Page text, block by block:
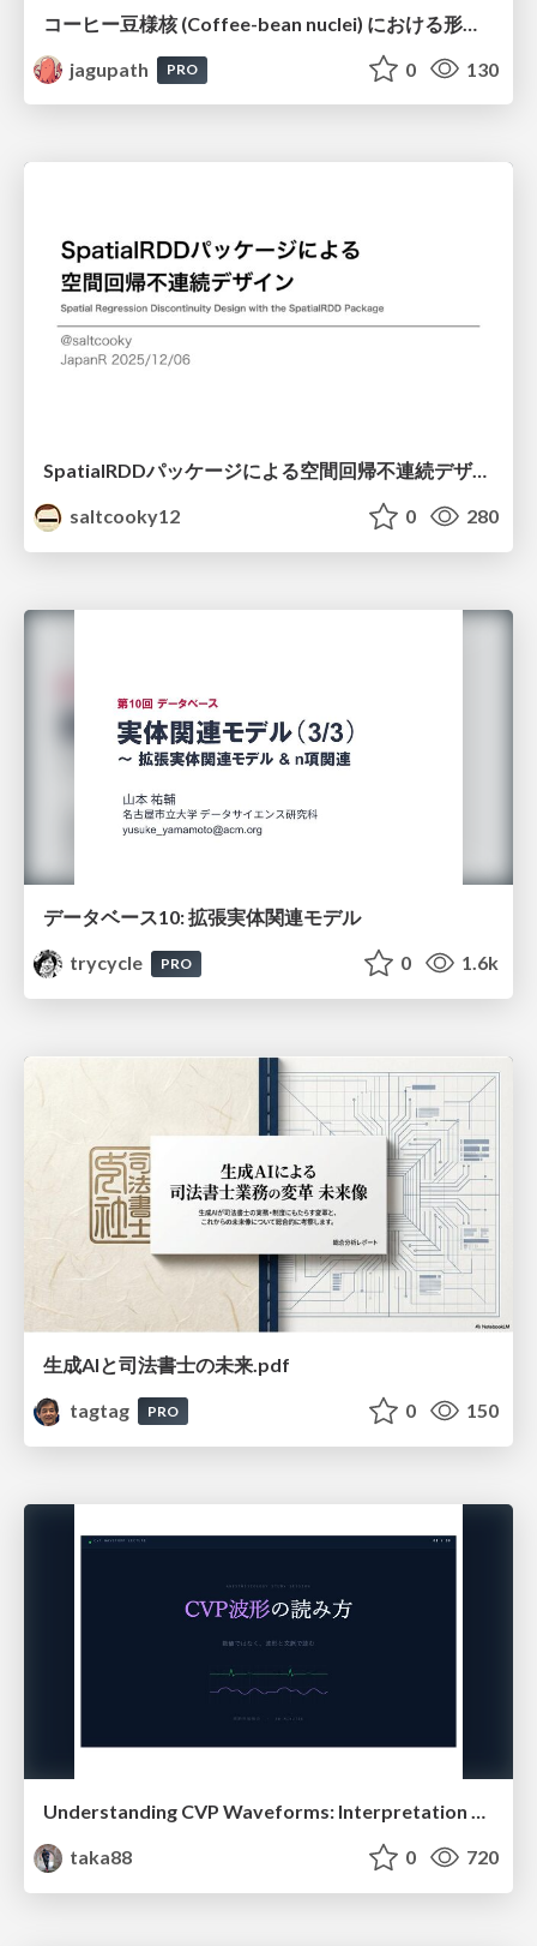
jagupath
PRO 0 130
SpatialRDDパッケージによる空間回帰不連続デザイン
saltcooky12
0 280
データベース10: 拡張実体関連モデル
trycycle
PRO 0 1.6k
生成AIと司法書士の未来.pdf
tagtag
PRO 0 150
Understanding CVP Waveforms: Interpretation and Clinical Implications in Anesthesiology
taka88
0 720